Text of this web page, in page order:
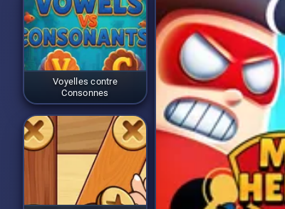
Voyelles contre
Consonnes